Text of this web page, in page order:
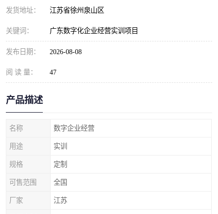
发货地址： 江苏省徐州泉山区
关键词： 广东数字化企业经营实训项目
发布日期： 2026-08-08
阅 读 量： 47
产品描述
名称 数字企业经营
用途 实训
规格 定制
可售范围 全国
厂家 江苏